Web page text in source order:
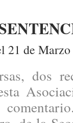
21 de
dos